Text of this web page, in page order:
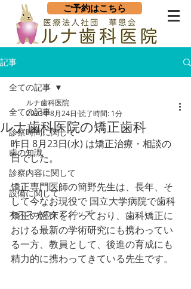
ご予約はこちら
記事
全ての記事
診察時間に関して
歯の知識
診察内容に関して
設備に関して
オススメのケアグッズ
全ての記事
ルナ歯科医院の矯正歯科
ルナ歯科医院
2023年8月24日 読了時間: 1分
昨日 8月23日(水) は矯正治療・相談の
日でした。
矯正専門医師の簡野先生は、長年、そ
して今なお現役で 国立大学病院で歯科
矯正の臨床を行っており、歯科矯正に
おける最新の学術研究にも携わってい
る一方、教員として、後進の育成にも
精力的に携わってきている先生です。